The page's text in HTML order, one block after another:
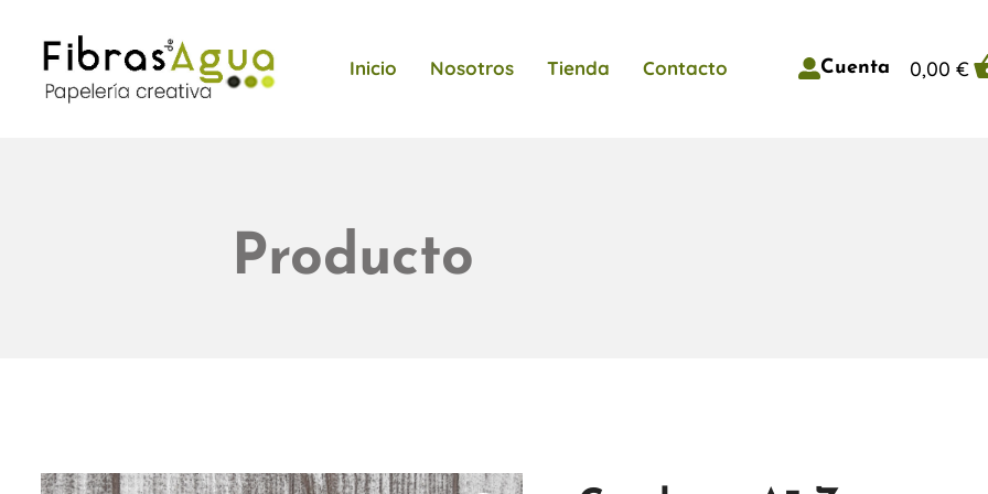
Inicio Nosotros Tienda Contacto Cuenta 0,00 €
Producto